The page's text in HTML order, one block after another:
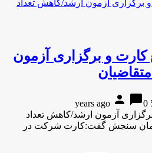
کارت و برگزاری آزمون
person chat_bubble0
آزمون ارشد/کاهش تعداد
سنجش گفت:‌کارت شرکت در